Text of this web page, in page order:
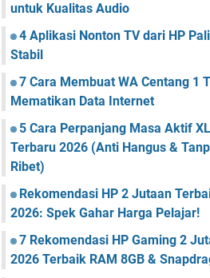
untuk Kualitas Audio
4 Aplikasi Nonton TV dari HP
Stabil
7 Cara Membuat WA Centang 1
Mematikan Data Internet
5 Cara Perpanjang Masa Aktif XL
Terbaru 2026 (Anti Hangus &
Ribet)
Rekomendasi HP 2 Jutaan
2026: Spek Gahar Harga Pelajar!
7 Rekomendasi HP Gaming 2
2026 Terbaik RAM 8GB &